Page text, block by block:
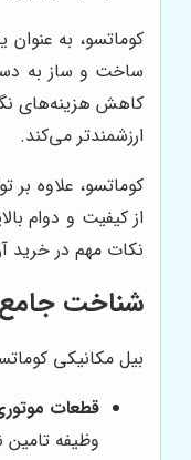
کوماتسو، به
ساخت و ساز به
کاهش هزینه‌های
ارزشمندتر می‌کند.
کوماتسو، علاوه بر
از کیفیت و دوام
نکات مهم در خرید
شناخت جامع
بیل مکانیکی
قطعات
وظیفه تامین